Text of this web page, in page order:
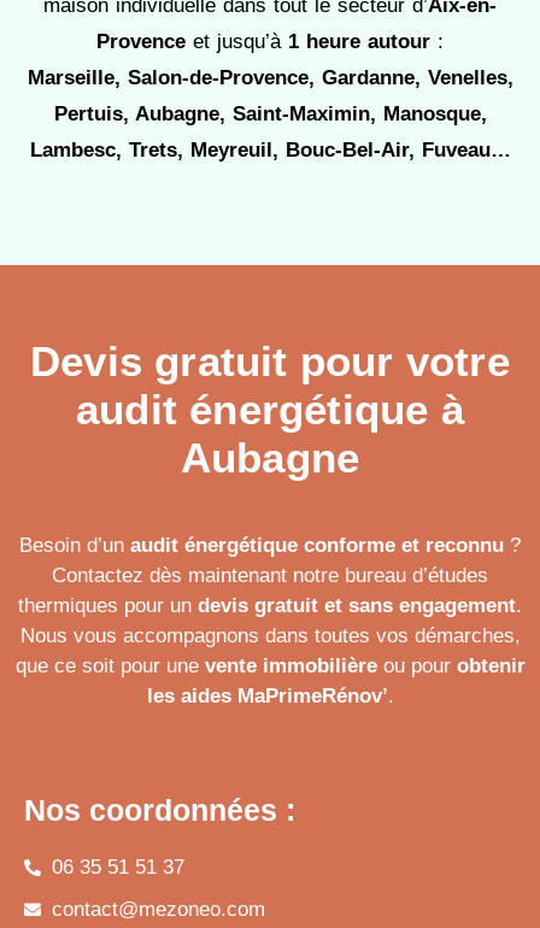
maison individuelle dans tout le secteur d’Aix-en-
Provence et jusqu’à 1 heure autour :
Marseille, Salon-de-Provence, Gardanne, Venelles,
Pertuis, Aubagne, Saint-Maximin, Manosque,
Lambesc, Trets, Meyreuil, Bouc-Bel-Air, Fuveau…
Devis gratuit pour votre
audit énergétique à
Aubagne
Besoin d’un audit énergétique conforme et reconnu ?
Contactez dès maintenant notre bureau d’études
thermiques pour un devis gratuit et sans engagement.
Nous vous accompagnons dans toutes vos démarches,
que ce soit pour une vente immobilièreou pour obtenir
les aides MaPrimeRénov’.
Nos coordonnées :
06 35 51 51 37
contact@mezoneo.com